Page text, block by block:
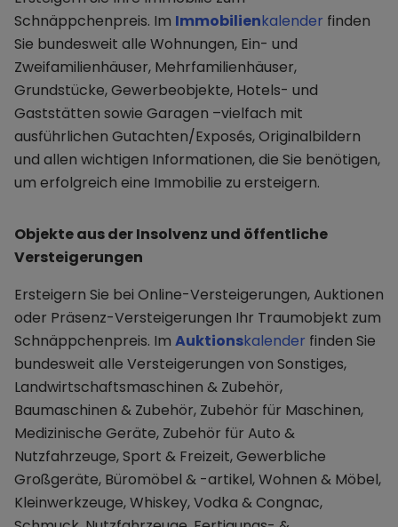
Schnäppchenpreis. Im Immobilienkalender finden
Sie bundesweit alle Wohnungen, Ein- und
Zweifamilienhäuser, Mehrfamilienhäuser,
Grundstücke, Gewerbeobjekte, Hotels- und
Gaststätten sowie Garagen –vielfach mit
ausführlichen Gutachten/Exposés, Originalbildern
und allen wichtigen Informationen, die Sie benötigen,
um erfolgreich eine Immobilie zu ersteigern.
Objekte aus der Insolvenz und öffentliche
Versteigerungen
Ersteigern Sie bei Online-Versteigerungen, Auktionen
oder Präsenz-Versteigerungen Ihr Traumobjekt zum
Schnäppchenpreis. Im Auktionskalender finden Sie
bundesweit alle Versteigerungen von Sonstiges,
Landwirtschaftsmaschinen & Zubehör,
Baumaschinen & Zubehör, Zubehör für Maschinen,
Medizinische Geräte, Zubehör für Auto &
Nutzfahrzeuge, Sport & Freizeit, Gewerbliche
Großgeräte, Büromöbel & -artikel, Wohnen & Möbel,
Kleinwerkzeuge, Whiskey, Vodka & Congnac,